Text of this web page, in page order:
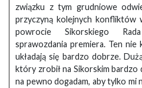
związku z tym grudniowe
przyczyną kolejnych konfliktów
powrocie Sikorskiego
sprawozdania premiera. Ten nie
układają się bardzo dobrze.
który zrobił na Sikorskim bardzo
na pewno dogadam, aby tylko mi